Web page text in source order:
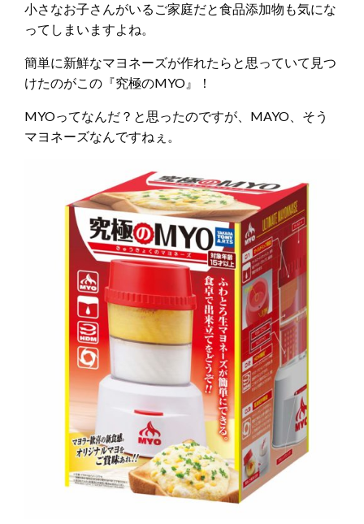
小さなお子さんがいるご家庭だと食品添加物も気にな
ってしまいますよね。
簡単に新鮮なマヨネーズが作れたらと思っていて見つ
けたのがこの『究極のMYO』！
MYOってなんだ？と思ったのですが、MAYO、そう
マヨネーズなんですねぇ。